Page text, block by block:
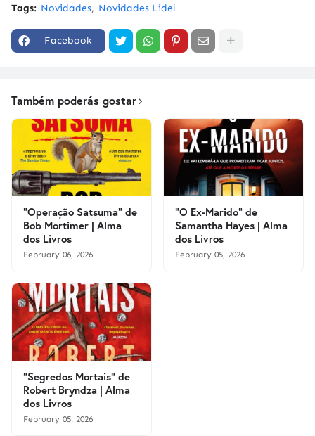
Tags: Novidades Novidades Lidel
Facebook
Também poderás gostar
"Operação Satsuma" de
Bob Mortimer | Alma
dos Livros
February 06, 2026
"O Ex-Marido" de
Samantha Hayes | Alma
dos Livros
February 05, 2026
"Segredos Mortais" de
Robert Bryndza | Alma
dos Livros
February 05, 2026